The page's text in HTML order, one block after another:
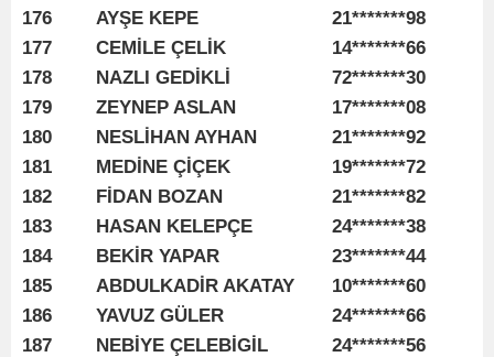
176
AYŞE KEPE
21*******98
177
CEMİLE ÇELİK
14*******66
178
NAZLI GEDİKLİ
72*******30
179
ZEYNEP ASLAN
17*******08
180
NESLİHAN AYHAN
21*******92
181
MEDİNE ÇİÇEK
19*******72
182
FİDAN BOZAN
21*******82
183
HASAN KELEPÇE
24*******38
184
BEKİR YAPAR
23*******44
185
ABDULKADİR AKATAY
10*******60
186
YAVUZ GÜLER
24*******66
187
NEBİYE ÇELEBİGİL
24*******56